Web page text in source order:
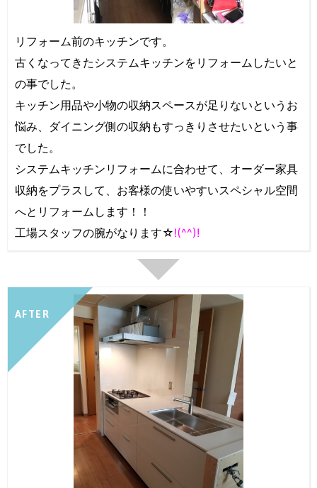
リフォーム前のキッチンです。
古くなってきたシステムキッチンをリフォームしたいと
の事でした。
キッチン用品や小物の収納スペースが足りないというお
悩み、ダイニング側の収納もすっきりさせたいという事
でした。
システムキッチンリフォームに合わせて、オーダー家具
収納をプラスして、お客様の使いやすいスペシャル空間
へとリフォームします！！
工場スタッフの腕がなります☆!(^^)!
AFTER